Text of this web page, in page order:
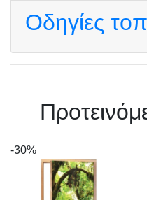
Οδηγίες
-30%